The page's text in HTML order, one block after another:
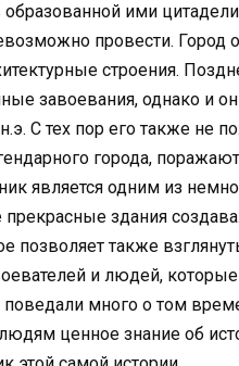
образованной ими
провести. Город
строения.
завоевания, однако и
С тех пор его также не
города,
является одним из
здания
позволяет также
и людей,
много о том
ценное знание об